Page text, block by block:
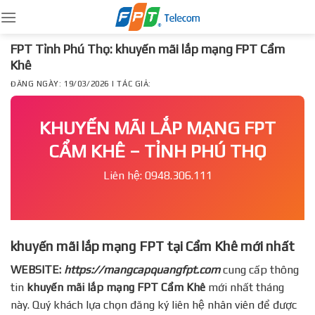
to
content
FPT Tỉnh Phú Thọ: khuyến mãi lắp mạng FPT Cẩm
Khê
ĐĂNG NGÀY: 19/03/2026 | TÁC GIẢ:
KHUYẾN MÃI LẮP MẠNG FPT
CẨM KHÊ – TỈNH PHÚ THỌ
Liên hệ: 0948.306.111
khuyến mãi lắp mạng FPT tại Cẩm Khê mới nhất
WEBSITE: https://mangcapquangfpt.comcung cấp thông
tin khuyến mãi lắp mạng FPT Cẩm Khê mới nhất tháng
này. Quý khách lựa chọn đăng ký liên hệ nhân viên để được